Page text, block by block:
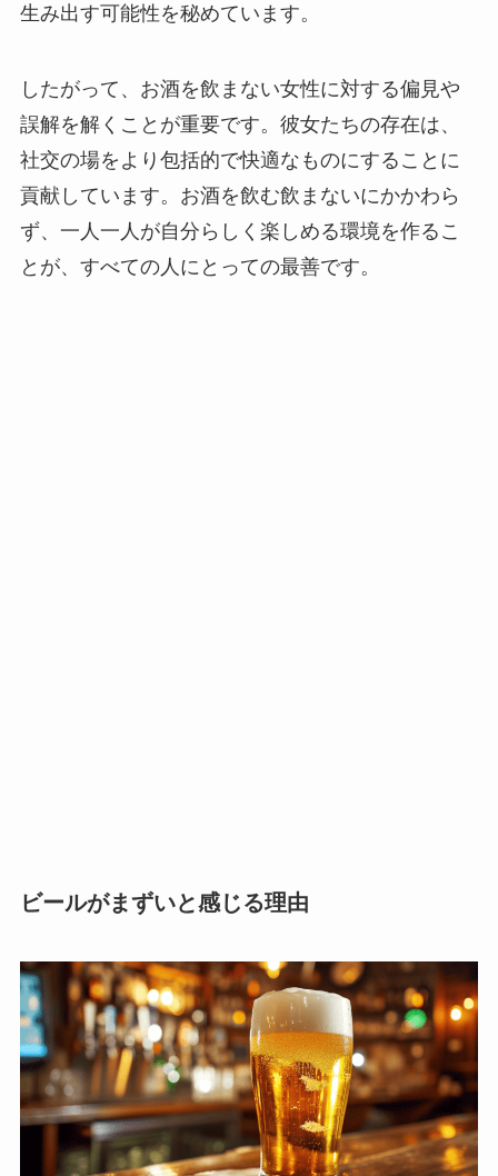
生み出す可能性を秘めています。
したがって、お酒を飲まない女性に対する偏見や
誤解を解くことが重要です。彼女たちの存在は、
社交の場をより包括的で快適なものにすることに
貢献しています。お酒を飲む飲まないにかかわら
ず、一人一人が自分らしく楽しめる環境を作るこ
とが、すべての人にとっての最善です。
ビールがまずいと感じる理由